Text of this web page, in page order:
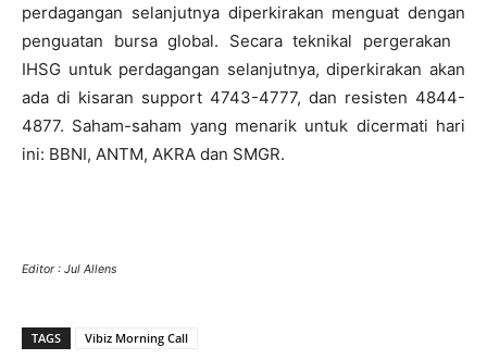
perdagangan selanjutnya diperkirakan menguat dengan
penguatan bursa global. Secara teknikal pergerakan
IHSG untuk perdagangan selanjutnya, diperkirakan akan
ada di kisaran support 4743-4777, dan resisten 4844-
4877. Saham-saham yang menarik untuk dicermati hari
ini: BBNI, ANTM, AKRA dan SMGR.
Editor : Jul Allens
TAGS Vibiz Morning Call